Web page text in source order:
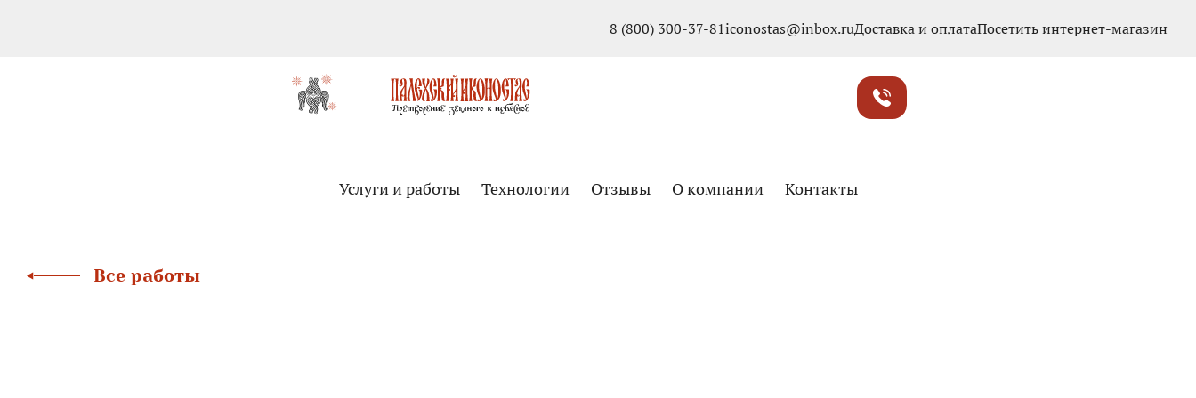
8 (800) 300-37-81iconostas@inbox.ruДоставка и оплатаПосетить интернет-магазин
Услуги и работы Технологии Отзывы О компании Контакты
Все работы